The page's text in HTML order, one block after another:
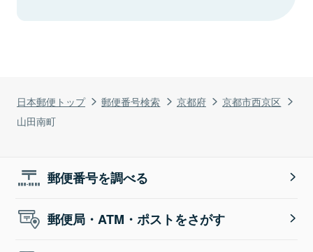
日本郵便トップ 郵便番号検索 京都府
京都市西京区
山田南町
郵便番号を調べる
郵便局・ATM・ポストをさがす